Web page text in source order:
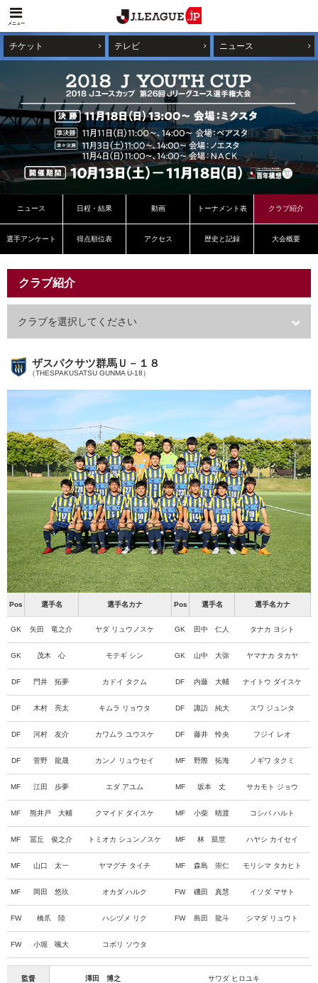
メニュー
チケット テレビ ニュース
ニュース 日程・結果 動画 トーナメント表 クラブ紹介
選手アンケート 得点順位表 アクセス 歴史と記録 大会概要
クラブ紹介
クラブを選択してください
ザスパクサツ群馬Ｕ－１８
（THESPAKUSATSU GUNMA U-18）
Pos 選手名 選手名カナ Pos 選手名 選手名カナ
GK 矢田 竜之介 ヤダ リュウノスケ GK 田中 仁人 タナカ ヨシト
GK 茂木 心 モテギ シン GK 山中 大弥 ヤマナカ タカヤ
DF 門井 拓夢 カドイ タクム DF 内藤 大輔 ナイトウ ダイスケ
DF 木村 亮太 キムラ リョウタ DF 諏訪 純大 スワ ジュンタ
DF 河村 友介 カワムラ ユウスケ DF 藤井 怜央 フジイ レオ
DF 菅野 龍晟 カンノ リュウセイ MF 野際 拓海 ノギワ タクミ
MF 江田 歩夢 エダ アユム MF 坂本 丈 サカモト ジョウ
MF 熊井戸 大輔 クマイド ダイスケ MF 小柴 晴渡 コシバ ハルト
MF 冨丘 俊之介 トミオカ シュンノスケ MF 林 凱世 ハヤシ カイセイ
MF 山口 太一 ヤマグチ タイチ MF 森島 崇仁 モリシマ タカヒト
MF 岡田 悠玖 オカダ ハルク FW 磯田 真慧 イソダ マサト
FW 橋爪 陸 ハシヅメ リク FW 島田 龍斗 シマダ リュウト
FW 小堀 颯大 コボリ ソウタ
監督 澤田 博之 サワダ ヒロユキ